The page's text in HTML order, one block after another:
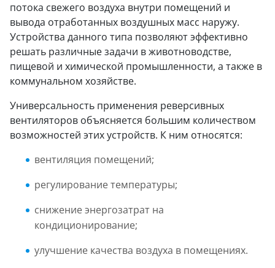
потока свежего воздуха внутри помещений и
вывода отработанных воздушных масс наружу.
Устройства данного типа позволяют эффективно
решать различные задачи в животноводстве,
пищевой и химической промышленности, а также в
коммунальном хозяйстве.
Универсальность применения реверсивных
вентиляторов объясняется большим количеством
возможностей этих устройств. К ним относятся:
вентиляция помещений;
регулирование температуры;
снижение энергозатрат на
кондиционирование;
улучшение качества воздуха в помещениях.